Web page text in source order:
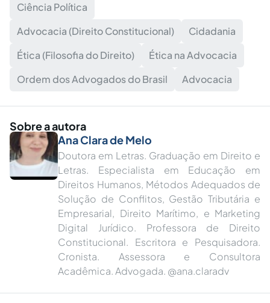
Ciência Política
Advocacia (Direito Constitucional)
Cidadania
Ética (Filosofia do Direito)
Ética na Advocacia
Ordem dos Advogados do Brasil
Advocacia
Sobre a autora
Ana Clara de Melo
Doutora em Letras. Graduação em Direito e
Letras. Especialista em Educação em
Direitos Humanos, Métodos Adequados de
Solução de Conflitos, Gestão Tributária e
Empresarial, Direito Marítimo, e Marketing
Digital Jurídico. Professora de Direito
Constitucional. Escritora e Pesquisadora.
Cronista. Assessora e Consultora
Acadêmica. Advogada. @ana.claradv